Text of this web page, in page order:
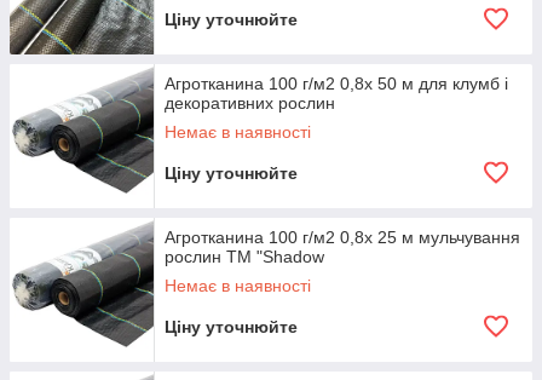
Ціну уточнюйте
Агротканина 100 г/м2 0,8х 50 м для клумб і
декоративних рослин
Немає в наявності
Ціну уточнюйте
Агротканина 100 г/м2 0,8х 25 м мульчування
рослин ТМ "Shadow
Немає в наявності
Ціну уточнюйте